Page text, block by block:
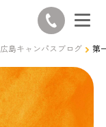
広島キャンパスブログ 第